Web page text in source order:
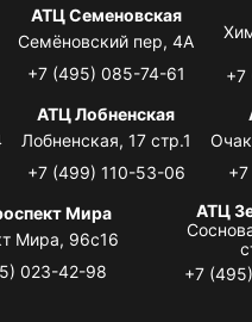
АТЦ Семеновская
Семёновский пер, 4А
+7 (495) 085-74-61
+7
АТЦ Лобненская
Лобненская, 17 стр.1
+7 (499) 110-53-06
Мира
Мира, 96с16
023-42-98
АТЦ
+7